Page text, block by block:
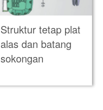
Struktur tetap plat
alas dan batang
sokongan